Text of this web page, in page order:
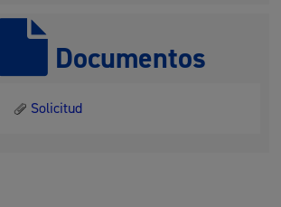
Documentos
Solicitud